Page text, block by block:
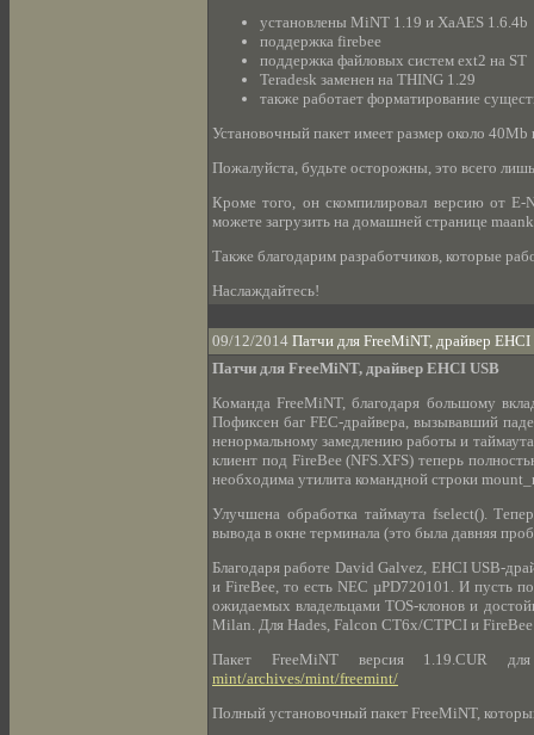
установлены MiNT 1.19 и XaAES 1.6.4b
поддержка firebee
поддержка файловых систем ext2 на ST
Teradesk заменен на THING 1.29
также работает форматирование
Установочный пакет имеет размер около
Пожалуйста, будьте осторожны, это всего
Кроме того, он скомпилировал версию от
можете загрузить на домашней странице
Также благодарим разработчиков, которые
Наслаждайтесь!
09/12/2014 Патчи для FreeMiNT, драйвер
Патчи для FreeMiNT, драйвер EHCI USB
Команда FreeMiNT, благодаря большому
Пофиксен баг FEC-драйвера, вызывавший
ненормальному замедлению работы и
клиент под FireBee (NFS.XFS) теперь
необходима утилита командной строки
Улучшена обработка таймаута fselect().
вывода в окне терминала (это была давняя
Благодаря работе David Galvez, EHCI USB-
и FireBee, то есть NEC µPD720101. И пусть
ожидаемых владельцами TOS-клонов и
Milan. Для Hades, Falcon CT6x/CTPCI и
Пакет FreeMiNT версия 1.19.CUR
mint/archives/mint/freemint/
Полный установочный пакет FreeMiNT,